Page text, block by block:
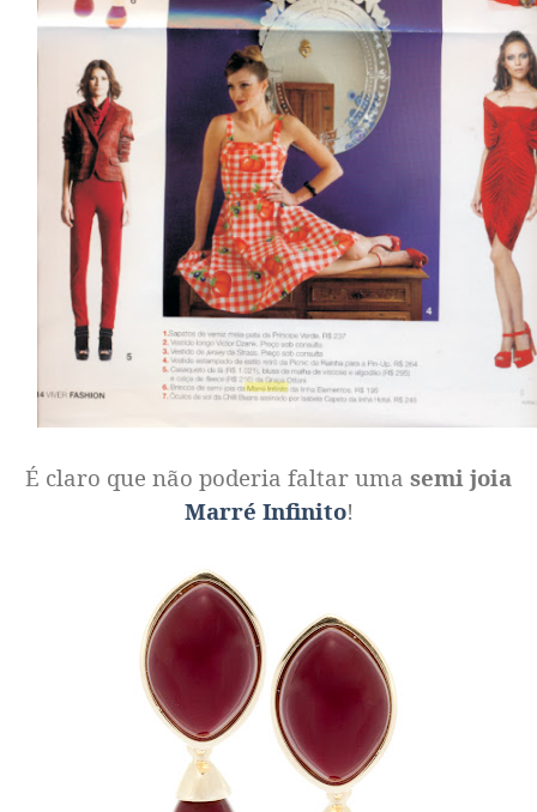
É claro que não poderia faltar uma semi joia
Marré Infinito!